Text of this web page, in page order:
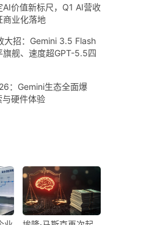
AI价值新标尺，Q1 AI营收
商业化落地
大招：Gemini 3.5 Flash
旗舰、速度超GPT-5.5四
：Gemini生态全面爆
与硬件体验